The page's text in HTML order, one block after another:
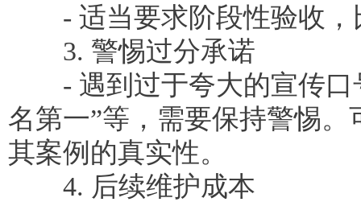
- 适当要求阶段性验收，
3. 警惕过分承诺
- 遇到过于夸大的宣传口
名第一”等，需要保持警惕
其案例的真实性。
4. 后续维护成本